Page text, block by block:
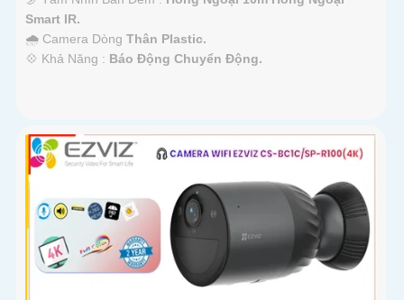
Smart IR.
🌧️ Camera Dòng Thân Plastic.
️💠 Khả Năng : Báo Động Chuyển Động.